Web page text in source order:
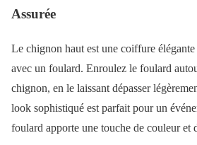
Assurée
Le chignon haut est une coiffure élégante
avec un foulard. Enroulez le foulard
chignon, en le laissant dépasser
look sophistiqué est parfait pour un
foulard apporte une touche de couleur et